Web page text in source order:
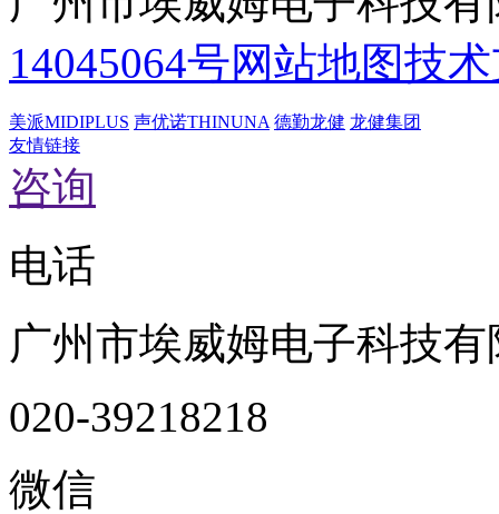
14045064号网站地图技
美派MIDIPLUS 声优诺THINUNA 德勤龙健 龙健集团
友情链接
咨询
电话
广州市埃威姆电子科技
020-39218218
微信